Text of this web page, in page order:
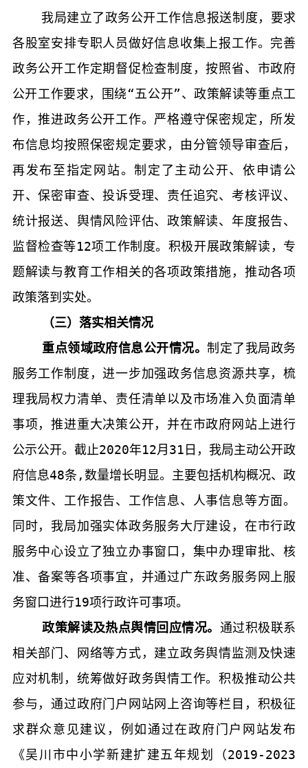
我局建立了政务公开工作信息报送制度，要求
各股室安排专职人员做好信息收集上报工作。完善
政务公开工作定期督促检查制度，按照省、市政府
公开工作要求，围绕“五公开”、政策解读等重点工
作，推进政务公开工作。严格遵守保密规定，所发
布信息均按照保密规定要求，由分管领导审查后，
再发布至指定网站。制定了主动公开、依申请公
开、保密审查、投诉受理、责任追究、考核评议、
统计报送、舆情风险评估、政策解读、年度报告、
监督检查等12项工作制度。积极开展政策解读，专
题解读与教育工作相关的各项政策措施，推动各项
政策落到实处。
（三）落实相关情况
重点领域政府信息公开情况。制定了我局政务
服务工作制度，进一步加强政务信息资源共享，梳
理我局权力清单、责任清单以及市场准入负面清单
事项，推进重大决策公开，并在市政府网站上进行
公示公开。截止2020年12月 31 日，我局主动公开政
府信息48条,数量增长明显。主要包括机构概况、政
策文件、工作报告、工作信息、人事信息等方面。
同时，我局加强实体政务服务大厅建设，在市行政
服务中心设立了独立办事窗口，集中办理审批、核
准、备案等各项事宜，并通过广东政务服务网上服
务窗口进行19项行政许可事项。
政策解读及热点舆情回应情况。 通过积极联系
相关部门、网络等方式，建立政务舆情监测及快速
应对机制，统筹做好政务舆情工作。积极推动公共
参与，通过政府门户网站网上咨询等栏目，积极征
求群众意见建议，例如通过在政府门户网站发布
《吴川市中小学新建扩建五年规划（2019-2023